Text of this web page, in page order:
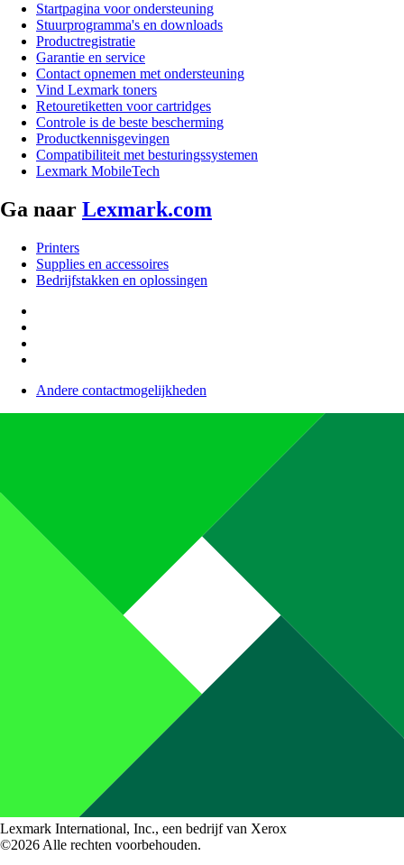
Startpagina voor ondersteuning
Stuurprogramma's en downloads
Productregistratie
Garantie en service
Contact opnemen met ondersteuning
Vind Lexmark toners
Retouretiketten voor cartridges
Controle is de beste bescherming
Productkennisgevingen
Compatibiliteit met besturingssystemen
Lexmark MobileTech
Ga naar Lexmark.com
Printers
Supplies en accessoires
Bedrijfstakken en oplossingen
Andere contactmogelijkheden
Lexmark International, Inc., een bedrijf van Xerox
©2026 Alle rechten voorbehouden.